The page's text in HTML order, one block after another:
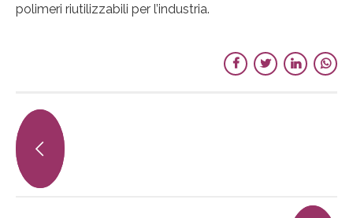
polimeri riutilizzabili per l’industria.